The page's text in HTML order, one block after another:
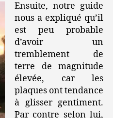
Ensuite, notre guide
nous a expliqué qu’il
est peu probable
d’avoir un
tremblement de
terre de magnitude
élevée, car les
plaques ont tendance
à glisser gentiment.
Par contre selon lui,